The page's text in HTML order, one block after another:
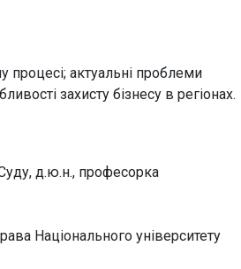
процесі; актуальні проблеми
захисту бізнесу в регіонах.
д.ю.н., професорка
Національного університету